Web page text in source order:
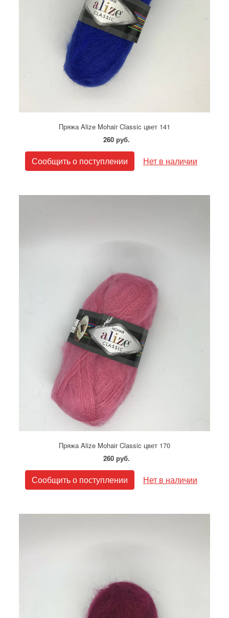
Пряжа Alize Mohair Classic цвет 141
260 руб.
Сообщить о поступлении Нет в наличии
Пряжа Alize Mohair Classic цвет 170
260 руб.
Сообщить о поступлении Нет в наличии